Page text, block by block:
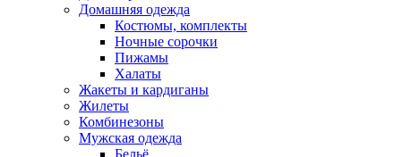
Домашняя одежда
Костюмы, комплекты
Ночные сорочки
Пижамы
Халаты
Жакеты и кардиганы
Жилеты
Комбинезоны
Мужская одежда
Бельё